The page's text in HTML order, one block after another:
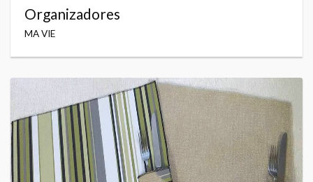
Organizadores
MA VIE